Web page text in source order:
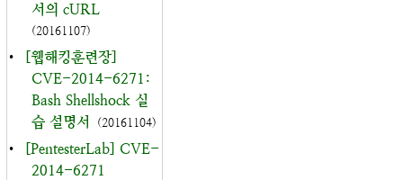
서의 cURL
(20161107)
•
[웹해킹훈련장]
CVE-2014-6271:
Bash Shellshock 실
습 설명서
(20161104)
•
[PentesterLab] CVE-
2014-6271